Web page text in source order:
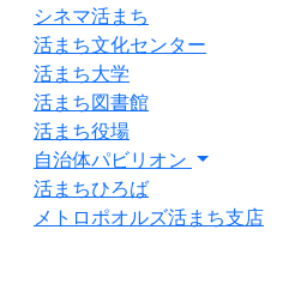
シネマ活まち
活まち文化センター
活まち大学
活まち図書館
活まち役場
自治体パビリオン
活まちひろば
メトロポオルズ活まち支店